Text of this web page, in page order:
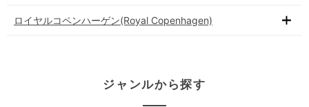
ロイヤルコペンハーゲン(Royal Copenhagen)
ジャンルから探す